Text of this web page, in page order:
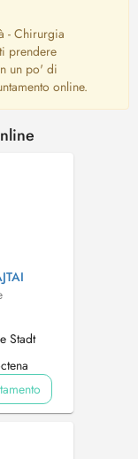
- Chirurgia
prendere
un po' di
online.
Stadt